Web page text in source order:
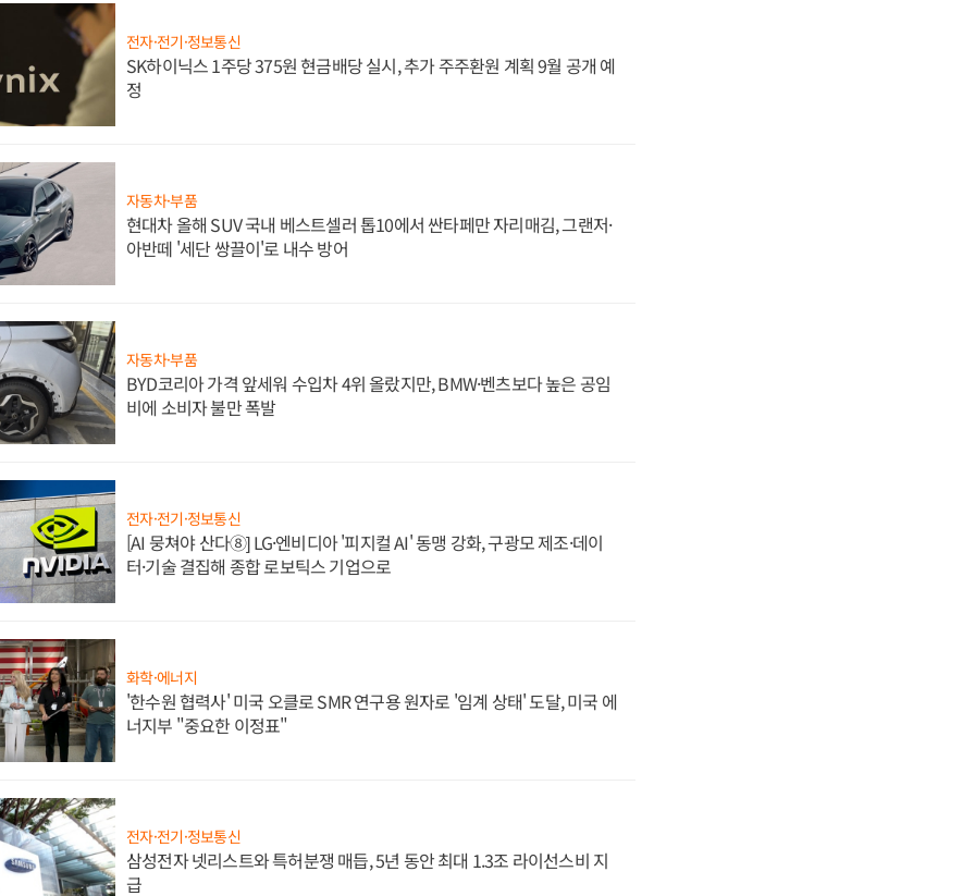
전자·전기·정보통신
SK하이닉스 1주당 375원 현금배당 실시, 추가 주주환원 계획 9월 공개 예
정
자동차·부품
현대차 올해 SUV 국내 베스트셀러 톱10에서 싼타페만 자리매김, 그랜저·
아반떼 '세단 쌍끌이'로 내수 방어
자동차·부품
BYD코리아 가격 앞세워 수입차 4위 올랐지만, BMW·벤츠보다 높은 공임
비에 소비자 불만 폭발
전자·전기·정보통신
[AI 뭉쳐야 산다⑧] LG·엔비디아 '피지컬 AI' 동맹 강화, 구광모 제조·데이
터·기술 결집해 종합 로보틱스 기업으로
화학·에너지
'한수원 협력사' 미국 오클로 SMR 연구용 원자로 '임계 상태' 도달, 미국 에
너지부 "중요한 이정표"
전자·전기·정보통신
삼성전자 넷리스트와 특허분쟁 매듭, 5년 동안 최대 1.3조 라이선스비 지
급